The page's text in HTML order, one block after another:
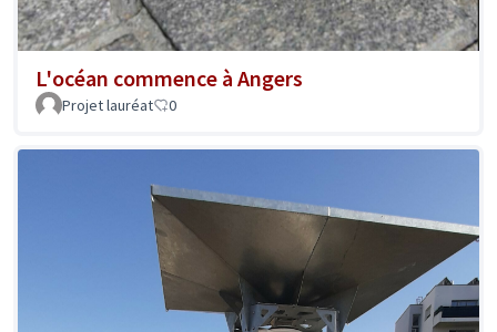
L'océan commence à Angers
Projet lauréat 0